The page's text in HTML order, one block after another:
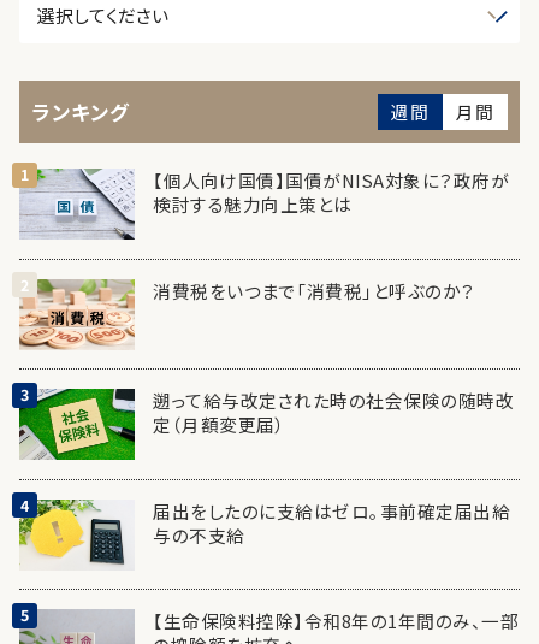
ランキング 週間 月間
【個人向け国債】国債がNISA対象に？政府が
検討する魅力向上策とは
消費税をいつまで「消費税」と呼ぶのか？
遡って給与改定された時の社会保険の随時改
定（月額変更届）
届出をしたのに支給はゼロ。事前確定届出給
与の不支給
【生命保険料控除】令和8年の1年間のみ、一部